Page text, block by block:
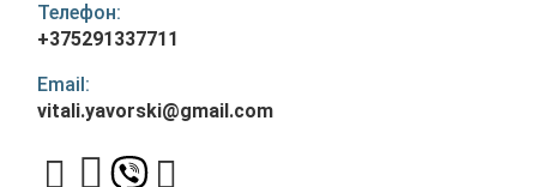
Телефон:
+375291337711
Email:
vitali.yavorski@gmail.com